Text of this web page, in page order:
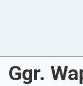
Ggr.